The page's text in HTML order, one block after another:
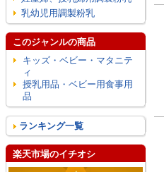
乳幼児用調製粉乳
このジャンルの商品
キッズ・ベビー・マタニテ
ィ
授乳用品・ベビー用食事用
品
ランキング一覧
楽天市場のイチオシ